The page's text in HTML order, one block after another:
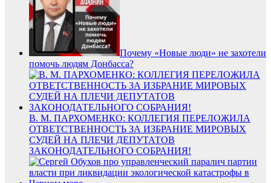
Почему «Новые люди» не захотели
помочь людям Донбасса?
В. М. ПАРХОМЕНКО: КОЛЛЕГИЯ ПЕРЕЛОЖИЛА
ОТВЕТСТВЕННОСТЬ ЗА ИЗБРАНИЕ МИРОВЫХ
СУДЕЙ НА ПЛЕЧИ ДЕПУТАТОВ
ЗАКОНОДАТЕЛЬНОГО СОБРАНИЯ!